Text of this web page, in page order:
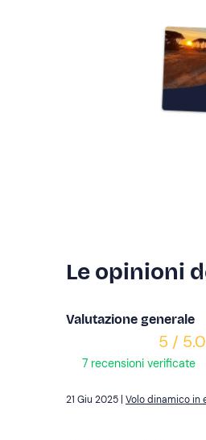
Le opinioni
Valutazione generale
5 / 5.0
7 recensioni verificate
Volo dinamico in